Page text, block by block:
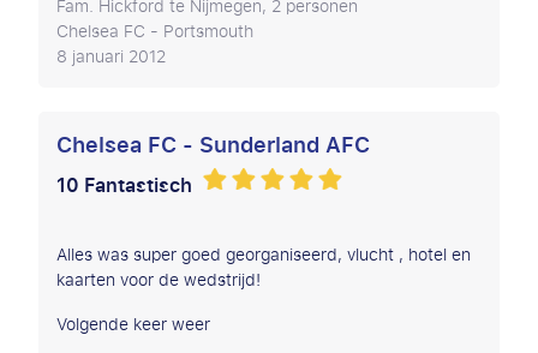
Fam. Hickford te Nijmegen, 2 personen
Chelsea FC - Portsmouth
8 januari 2012
Chelsea FC - Sunderland AFC
10 Fantastisch
Alles was super goed georganiseerd, vlucht , hotel en
kaarten voor de wedstrijd!
Volgende keer weer